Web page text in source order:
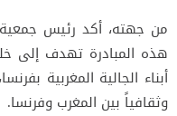
من جهته، أكد رئيس جمعية
هذه المبادرة تهدف إلى
أبناء الجالية المغربية
وثقافياً بين المغرب وفرنسا.